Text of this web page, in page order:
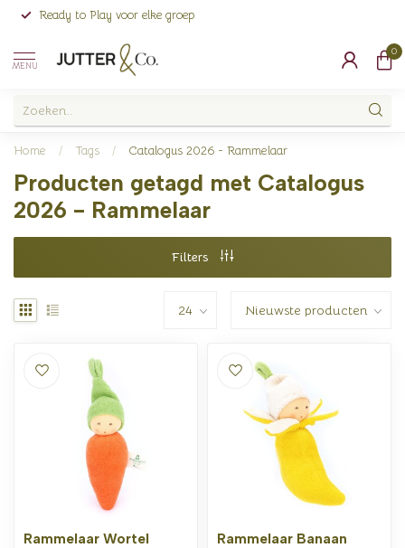
Ready to Play voor elke groep
MENU
0
Home / Tags / Catalogus 2026 - Rammelaar
Producten getagd met Catalogus
2026 - Rammelaar
Filters
Rammelaar Wortel
Rammelaar Banaan